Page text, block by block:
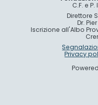
C.F. e
Direttore
Dr.
Iscrizione all'Albo
Privacy